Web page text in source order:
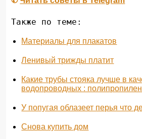
Также по теме:
Материалы для плакатов
Ленивый трижды платит
Какие трубы стояка лучше в
водопроводных :
У попугая облазеет перья что
Снова купить дом